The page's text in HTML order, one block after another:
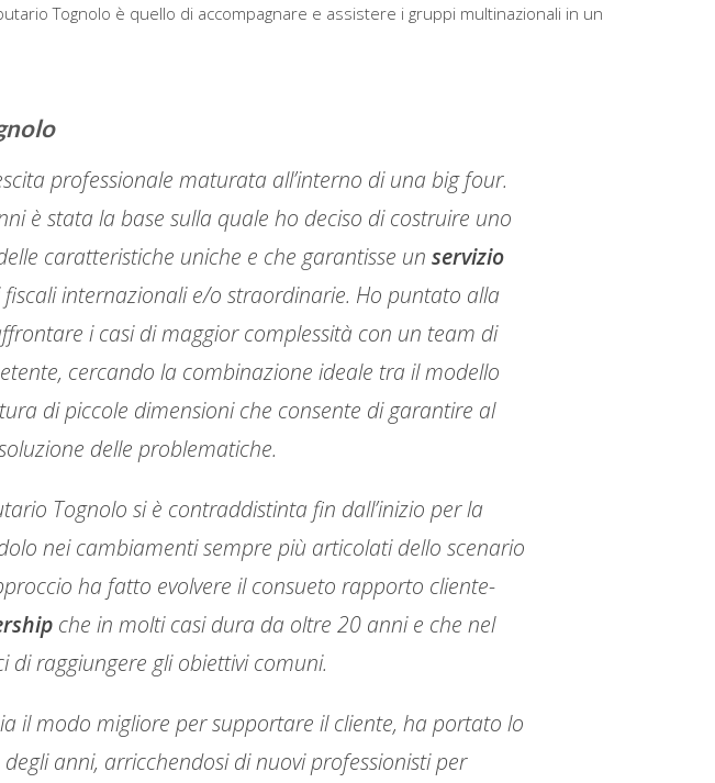
Tognolo è quello di accompagnare e assistere i gruppi multinazionali in un
professionale maturata all’interno di una big four.
è stata la base sulla quale ho deciso di costruire uno
caratteristiche uniche e che garantisse un servizio
internazionali e/o straordinarie. Ho puntato alla
i casi di maggior complessità con un team di
cercando la combinazione ideale tra il modello
di piccole dimensioni che consente di garantire al
delle problematiche.
Tognolo si è contraddistinta fin dall’inizio per la
nei cambiamenti sempre più articolati dello scenario
ha fatto evolvere il consueto rapporto cliente-
che in molti casi dura da oltre 20 anni e che nel
raggiungere gli obiettivi comuni.
il modo migliore per supportare il cliente, ha portato lo
anni, arricchendosi di nuovi professionisti per